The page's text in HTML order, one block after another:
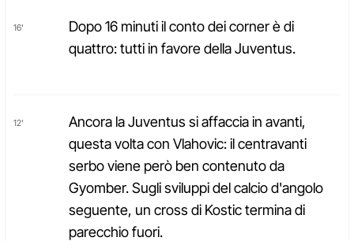
16'
Dopo 16 minuti il conto dei corner è di
quattro: tutti in favore della Juventus.
12'
Ancora la Juventus si affaccia in avanti,
questa volta con Vlahovic: il centravanti
serbo viene però ben contenuto da
Gyomber. Sugli sviluppi del calcio d'angolo
seguente, un cross di Kostic termina di
parecchio fuori.